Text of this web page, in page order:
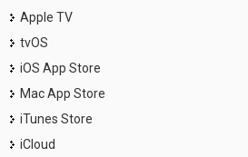
Apple TV
tvOS
iOS App Store
Mac App Store
iTunes Store
iCloud